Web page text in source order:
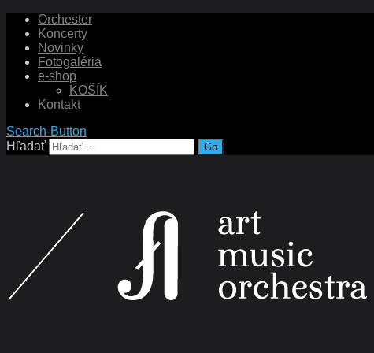
Orchester
Koncerty
Novinky
Fotogaléria
e-shop
KOŠÍK
Kontakt
Search-Button
Hľadať